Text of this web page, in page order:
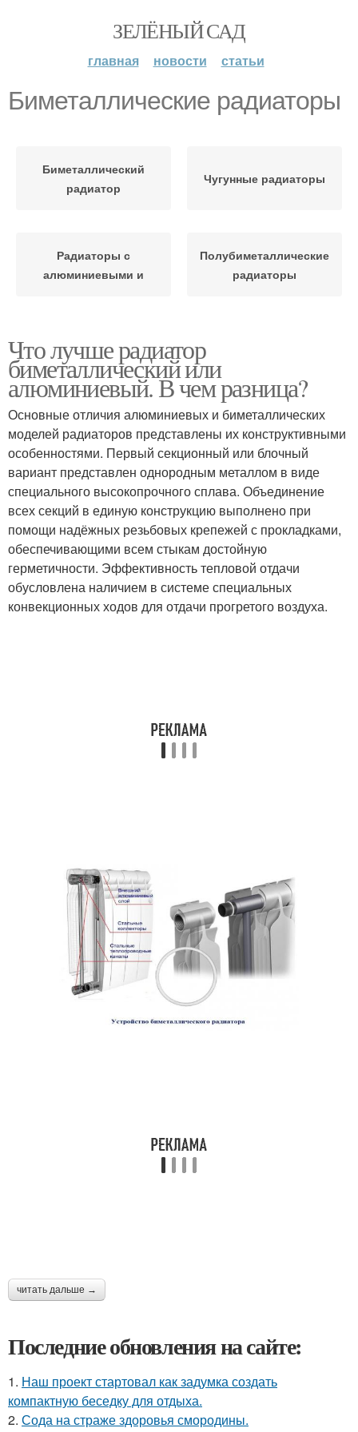
ЗЕЛЁНЫЙ САД
главная новости статьи
Биметаллические радиаторы
Биметаллический
радиатор
Чугунные радиаторы
Радиаторы с
алюминиевыми и
Полубиметаллические
радиаторы
Что лучше радиатор
биметаллический или
алюминиевый. В чем разница?
Основные отличия алюминиевых и биметаллических
моделей радиаторов представлены их конструктивными
особенностями. Первый секционный или блочный
вариант представлен однородным металлом в виде
специального высокопрочного сплава. Объединение
всех секций в единую конструкцию выполнено при
помощи надёжных резьбовых крепежей с прокладками,
обеспечивающими всем стыкам достойную
герметичности. Эффективность тепловой отдачи
обусловлена наличием в системе специальных
конвекционных ходов для отдачи прогретого воздуха.
читать дальше →
Последние обновления на сайте:
1. Наш проект стартовал как задумка создать
компактную беседку для отдыха.
2. Сода на страже здоровья смородины.